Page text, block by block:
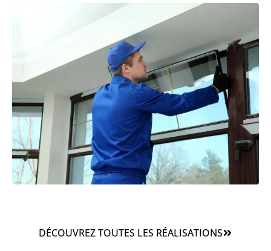
DÉCOUVREZ TOUTES LES RÉALISATIONS